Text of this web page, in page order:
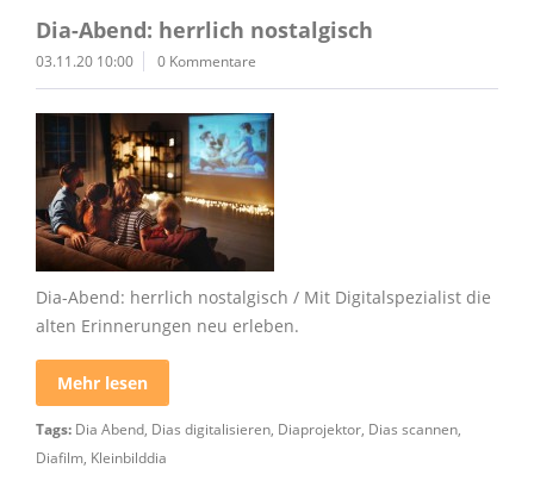
Dia-Abend: herrlich nostalgisch
03.11.20 10:00 0 Kommentare
Dia-Abend: herrlich nostalgisch / Mit Digitalspezialist die
alten Erinnerungen neu erleben.
Mehr lesen
Tags: Dia Abend, Dias digitalisieren, Diaprojektor, Dias scannen,
Diafilm, Kleinbilddia